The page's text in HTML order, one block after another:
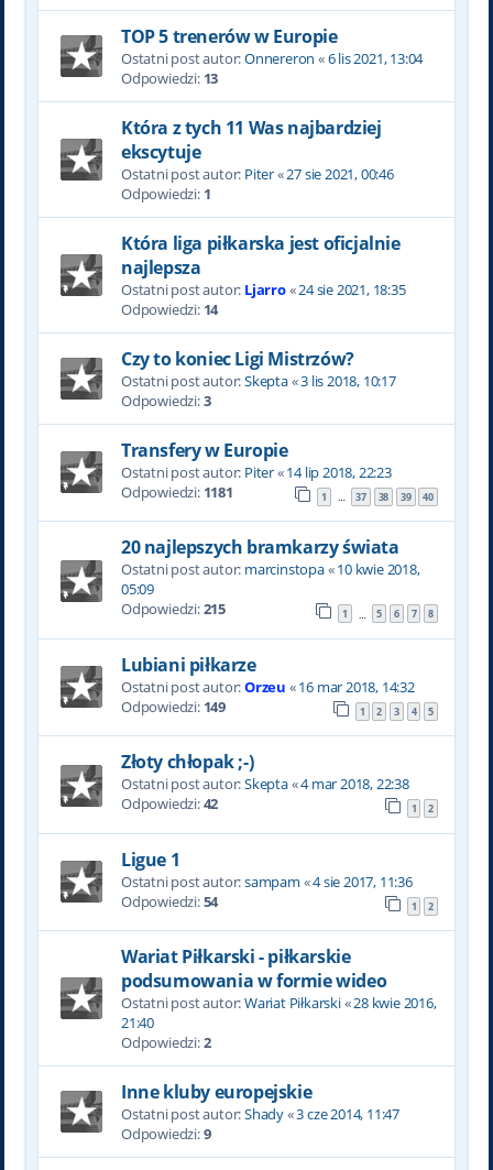
TOP 5 trenerów w Europie
Ostatni post autor:Onnereron «6 lis 2021, 13:04
Odpowiedzi: 13
Która z tych 11 Was najbardziej
ekscytuje
Ostatni post autor: Piter«27 sie 2021, 00:46
Odpowiedzi: 1
Która liga piłkarska jest oficjalnie
najlepsza
Ostatni post autor: Ljarro«24 sie 2021, 18:35
Odpowiedzi: 14
Czy to koniec Ligi Mistrzów?
Ostatni post autor:Skepta«3 lis 2018, 10:17
Odpowiedzi:3
Transfery w Europie
Ostatni post autor: Piter«14 lip 2018, 22:23
Odpowiedzi: 1181 1 … 37 38 39 40
20 najlepszych bramkarzy świata
Ostatni post autor: marcinstopa«10 kwie 2018,
05:09
Odpowiedzi:215 1 … 5 6 7 8
Lubiani piłkarze
Ostatni post autor:Orzeu «16 mar 2018, 14:32
Odpowiedzi: 149 1 2 3 4 5
Złoty chłopak ;-)
Ostatni post autor:Skepta«4 mar 2018, 22:38
Odpowiedzi:42 1 2
Ligue 1
Ostatni post autor:sampam «4 sie 2017, 11:36
Odpowiedzi:54 1 2
Wariat Piłkarski - piłkarskie
podsumowania w formie wideo
Ostatni post autor:Wariat Piłkarski«28 kwie 2016,
21:40
Odpowiedzi:2
Inne kluby europejskie
Ostatni post autor:Shady«3 cze 2014, 11:47
Odpowiedzi:9